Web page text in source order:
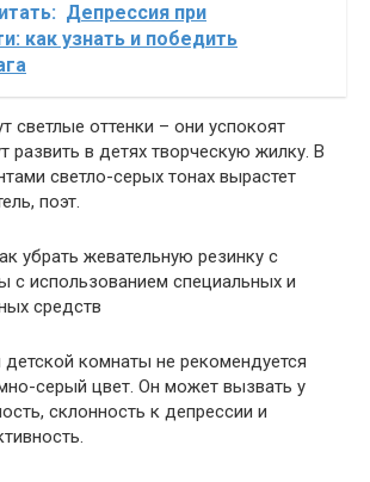
Депрессия при
как узнать и победить
светлые оттенки – они успокоят
развить в детях творческую жилку. В
светло-серых тонах вырастет
поэт.
убрать жевательную резинку с
использованием специальных и
средств
комнаты не рекомендуется
серый цвет. Он может вызвать у
склонность к депрессии и